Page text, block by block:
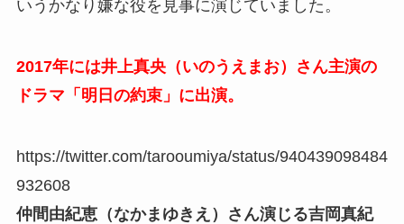
いうかなり嫌な役を見事に演じていました。
2017年には井上真央（いのうえまお）さん主演の
ドラマ「明日の約束」に出演。
https://twitter.com/tarooumiya/status/940439098484
932608
仲間由紀恵（なかまゆきえ）さん演じる吉岡真紀